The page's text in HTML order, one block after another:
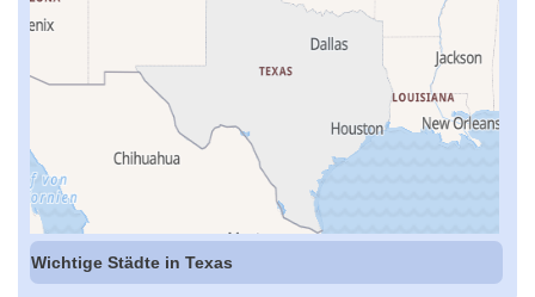
Wichtige Städte in Texas